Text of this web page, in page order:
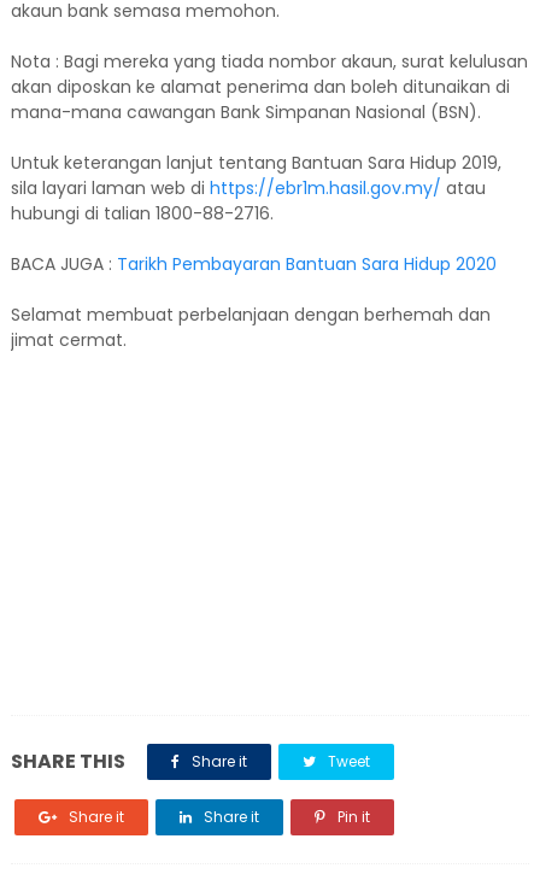
akaun bank semasa memohon.
Nota : Bagi mereka yang tiada nombor akaun, surat kelulusan
akan diposkan ke alamat penerima dan boleh ditunaikan di
mana-mana cawangan Bank Simpanan Nasional (BSN).
Untuk keterangan lanjut tentang Bantuan Sara Hidup 2019,
sila layari laman web di https://ebr1m.hasil.gov.my/ atau
hubungi di talian 1800-88-2716.
BACA JUGA : Tarikh Pembayaran Bantuan Sara Hidup 2020
Selamat membuat perbelanjaan dengan berhemah dan
jimat cermat.
SHARE THIS Share it Tweet
Share it Share it Pin it